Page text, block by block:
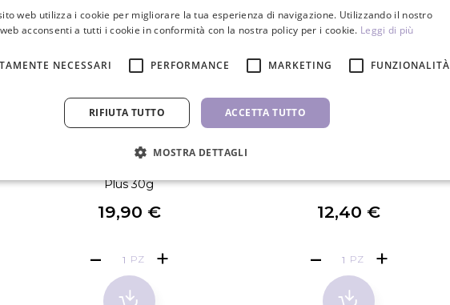
Plus 30g
19,90 €
PZ
12,40 €
PZ
web utilizza i cookie per migliorare la tua esperienza di navigazione. Utilizzando il nostro
acconsenti a tutti i cookie in conformità con la nostra policy per i cookie. Leggi di più
NECESSARI PERFORMANCE MARKETING FUNZIONALITÀ
ACCETTA TUTTO
RIFIUTA TUTTO
MOSTRA DETTAGLI